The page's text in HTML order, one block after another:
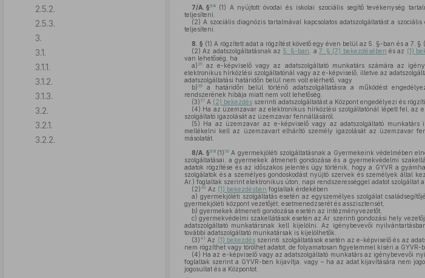
2.5.2.
2.5.3.
3.
3.1.
3.1.1.
3.1.2.
3.1.3.
3.2.
3.2.1.
3.2.2.
7/A. §34 (1) A nyújtott óvodai és iskolai szociális segítő tevékenység
teljesíteni.
(2) A szociális diagnózis tartalmával kapcsolatos adatszolgáltatást a
teljesíteni.
8. § (1) A rögzített adat a rögzítést követő egy éven belül az 5. §-ban és a 7. §
(2) Az adatszolgáltatásnak az 5. §-ban , a7. § (7) bekezdésében és az (1)
van lehetőség, ha
a) 35az e-képviselő vagy az adatszolgáltató munkatárs számára az
elektronikus hírközlési szolgáltatónál vagy az e-képviselő, illetve az
adatszolgáltatási határidőn belül nem volt elérhető, vagy
b) 36a határidőn belül történő adatszolgáltatásra a működést
rendszerének hibája miatt nem volt lehetőség.
(3) 37A (2) bekezdésszerinti adatszolgáltatást a Központ engedélyezi és rögzíti.
(4) Ha az üzemzavar az elektronikus hírközlési szolgáltatónál lépett fel,
szolgáltató igazolását az üzemzavar fennállásáról.
(5) Ha az üzemzavar az e-képviselő vagy az adatszolgáltató
mellékelni kell az üzemzavart elhárító személy igazolását az üzemzavar
másolatát.
8/A. §38 (1)39 A gyermekjóléti szolgáltatásnak a Gyermekeink védelmében
szolgáltatásai, a gyermekek átmeneti gondozása és a gyermekvédelmi
adatok rögzítése és az időszakos jelentés úgy történik, hogy a GYVR a
szolgálatok és a személyes gondoskodást nyújtó szervek és személyek által
Ar.) foglaltak szerint elektronikus úton, napi rendszerességgel adatot szolgáltat
(2)40Az (1) bekezdésben foglaltak érdekében
a) gyermekjóléti szolgáltatás esetén az egyszemélyes szolgálat
gyermekjóléti központ vezetőjét, esetmenedzserét és asszisztensét,
b) gyermekek átmeneti gondozása esetén az intézményvezetőt,
c) gyermekvédelmi szakellátások esetén az Ar. szerinti gondozási hely
adatszolgáltató munkatársnak kell kijelölni. Az igénybevevői
további adatszolgáltató munkatársak is kijelölhetők.
(3)41 Az (1) bekezdés szerinti szolgáltatások esetén az e-képviselő és az
nem rögzíthet vagy törölhet adatot, de folyamatosan figyelemmel kíséri a
(4) Ha az e-képviselő vagy az adatszolgáltató munkatárs az igénybevevői
foglaltak szerint a GYVR-ben kijavítja, vagy – ha az adat kijavítására nem
jogosultat és a Központot.